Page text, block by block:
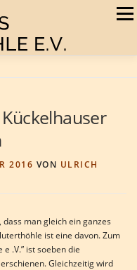
Menü
2016 VON ULRICH
man gleich ein ganzes
ist eine davon. Zum
.V.” ist soeben die
Gleichzeitig wird